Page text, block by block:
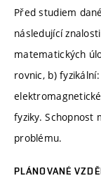
Před studiem
následující
matematických
rovnic, b)
fyziky. Schopnost
problému.
PLÁNOVANÉ